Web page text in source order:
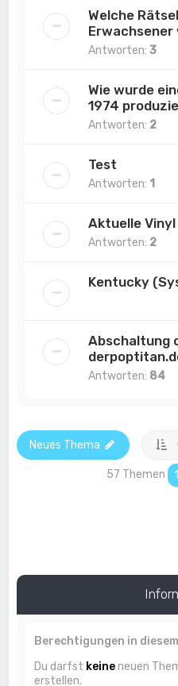
Welche
Erwachsener
Antworten:3
Wie wurde
1974
Antworten: 2
Test
Antworten: 1
Aktuelle
Antworten: 2
Kentucky
Abschaltung
Antworten: 84
Neues Thema
57 Themen 1
Berechtigungen in
Du darfst keineneuen
erstellen.